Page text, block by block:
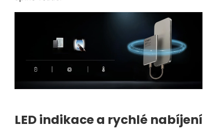
LED indikace a rychlé nabíjení